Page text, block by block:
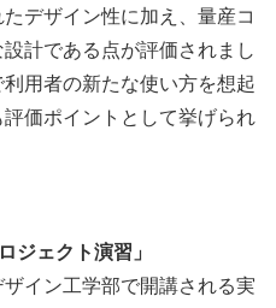
デザイン性に加え、量産コ
計である点が評価されまし
用者の新たな使い方を想起
価ポイントとして挙げられ
ジェクト演習」
イン工学部で開講される実